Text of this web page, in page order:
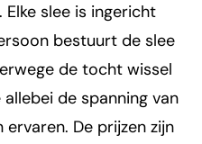
slee is ingericht
bestuurt de slee
de tocht wissel
de spanning van
De prijzen zijn